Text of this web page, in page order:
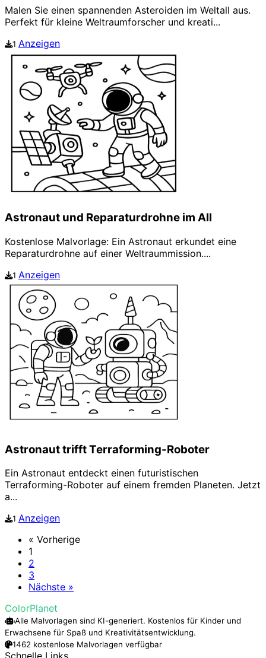
Malen Sie einen spannenden Asteroiden im Weltall aus.
Perfekt für kleine Weltraumforscher und kreati...
1 Anzeigen
Astronaut und Reparaturdrohne im All
Kostenlose Malvorlage: Ein Astronaut erkundet eine
Reparaturdrohne auf einer Weltraummission....
1 Anzeigen
Astronaut trifft Terraforming-Roboter
Ein Astronaut entdeckt einen futuristischen
Terraforming-Roboter auf einem fremden Planeten. Jetzt
a...
1 Anzeigen
« Vorherige
1
2
3
Nächste »
ColorPlanet
Alle Malvorlagen sind KI-generiert. Kostenlos für Kinder und
Erwachsene für Spaß und Kreativitätsentwicklung.
1462 kostenlose Malvorlagen verfügbar